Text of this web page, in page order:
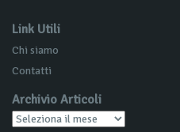
Link Utili
Chi siamo
Contatti
Archivio Articoli
Archivio